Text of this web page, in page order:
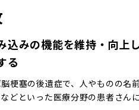
込みの機能を維持・向上
る
梗塞の後遺症で、人やものの名
どといった医療分野の患者さん